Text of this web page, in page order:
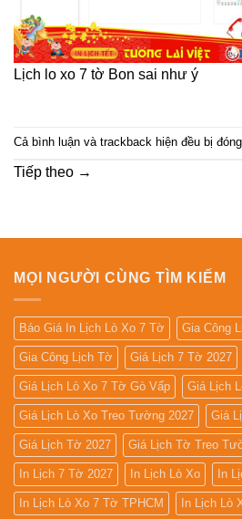
Lịch lo xo 7 tờ Bon sai như ý
Cả bình luận và trackback hiện đều bị đóng.
Tiếp theo →
MỌI NGƯỜI CÙNG TÌM KIẾM
Báo Giá In Lịch Lò Xo 7 Tờ Gia Công
Gia Công Lịch Tờ Giá Lịch 7 Tờ 2027
Giá Lịch Lò Xo 7 Tờ Gò Vấp Giá Lịch
Giá Lịch Lò Xo Treo Tường 2027 Giá
Giá Lịch Tờ 2027 Giá Lịch Tờ Treo
In Lịch 7 Tờ 2027 In Lịch Lò Xo In
In Lịch Lò Xo 7 Tờ TPHCM In Lịch Lò